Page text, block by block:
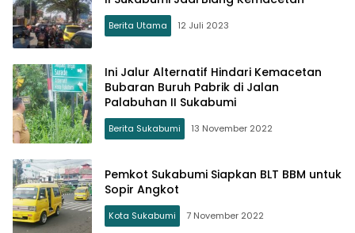
Berita Utama 12 Juli 2023
Ini Jalur Alternatif Hindari Kemacetan
Bubaran Buruh Pabrik di Jalan
Palabuhan II Sukabumi
Berita Sukabumi 13 November 2022
Pemkot Sukabumi Siapkan BLT BBM untuk
Sopir Angkot
Kota Sukabumi 7 November 2022